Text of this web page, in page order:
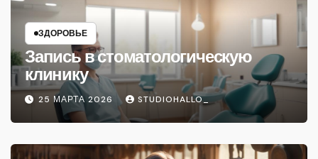
ЗДОРОВЬЕ
Запись в стоматологическую
клинику
25 МАРТА 2026 STUDIOHALLO_